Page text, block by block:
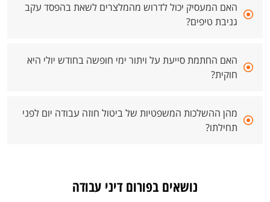
האם המעסיק יכול לדרוש מהמלצרים לשאת בהפסד עקב
גניבת טיפים?
האם החתמת סייעת על ויתור ימי חופשה בחודש יולי היא
חוקית?
מהן ההשלכות המשפטיות של ביטול חוזה עבודה יום לפני
תחילתו?
נושאים בפורום דיני עבודה